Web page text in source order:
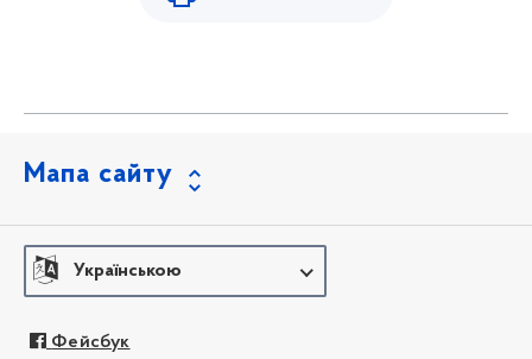
Мапа сайту
Українською
Фейсбук